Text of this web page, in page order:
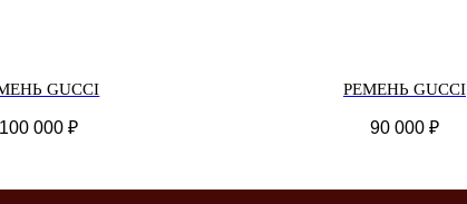
GUCCI
000 ₽
РЕМЕНЬ GUCCI
90 000 ₽